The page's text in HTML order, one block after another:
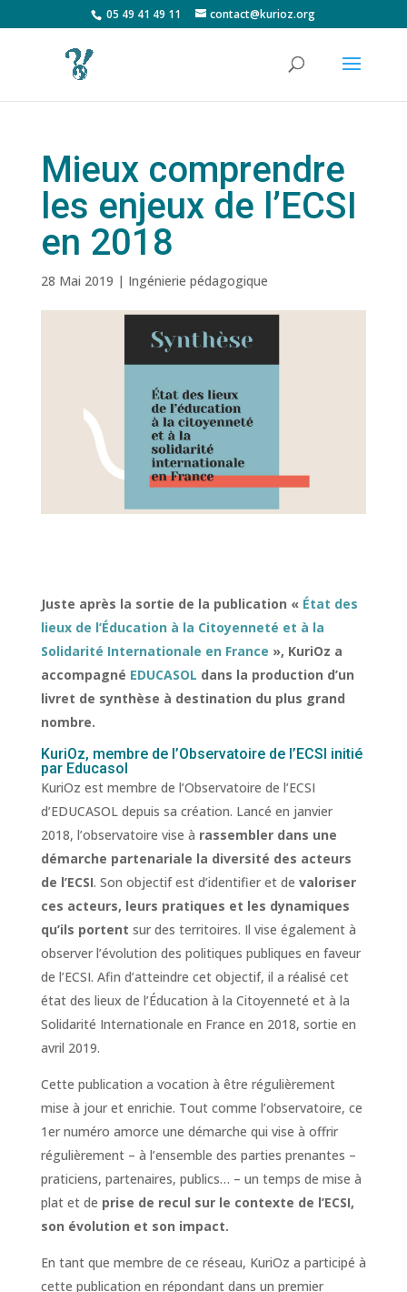
05 49 41 49 11 contact@kurioz.org
Mieux comprendre
les enjeux de l’ECSI
en 2018
28 Mai 2019 | Ingénierie pédagogique
Juste après la sortie de la publication « État des
lieux de l’Éducation à la Citoyenneté et à la
Solidarité Internationale en France », KuriOz a
accompagné EDUCASOL dans la production d’un
livret de synthèse à destination du plus grand
nombre.
KuriOz, membre de l’Observatoire de l’ECSI initié
par Educasol
KuriOz est membre de l’Observatoire de l’ECSI
d’EDUCASOL depuis sa création. Lancé en janvier
2018, l’observatoire vise à rassembler dans une
démarche partenariale la diversité des acteurs
de l’ECSI. Son objectif est d’identifier et de valoriser
ces acteurs, leurs pratiques et les dynamiques
qu’ils portent sur des territoires. Il vise également à
observer l’évolution des politiques publiques en faveur
de l’ECSI. Afin d’atteindre cet objectif, il a réalisé cet
état des lieux de l’Éducation à la Citoyenneté et à la
Solidarité Internationale en France en 2018, sortie en
avril 2019.
Cette publication a vocation à être régulièrement
mise à jour et enrichie. Tout comme l’observatoire, ce
1er numéro amorce une démarche qui vise à offrir
régulièrement – à l’ensemble des parties prenantes –
praticiens, partenaires, publics… – un temps de mise à
plat et de prise de recul sur le contexte de l’ECSI,
son évolution et son impact.
En tant que membre de ce réseau, KuriOz a participé à
cette publication en répondant dans un premier